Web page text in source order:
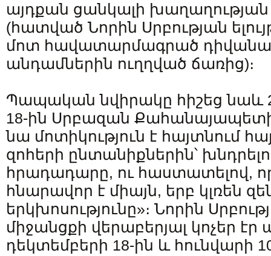
այդքան ցանկալի
(հատված Նորին Սրբության
մոտ հավատարմագրած
անդամներին ուղղված ճառից)։
Պապական նվիրակը հիշեց նաև
18-ին Սրբազան
նա մոտիկություն է հայտնում
զոհերի ընտանիքներին՝
հրադադարը, ու հաստատելով,
հնարավոր է միայն, երբ կլռեն
երկխոսությունը»։ Նորին
միջանցքի վերաբերյալ կոչեր էր
դեկտեմբերի 18-ին և հունվարի